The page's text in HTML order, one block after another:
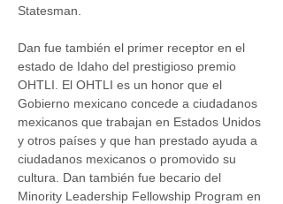
Statesman.
Dan fue también el primer receptor en el
estado de Idaho del prestigioso premio
OHTLI. El OHTLI es un honor que el
Gobierno mexicano concede a ciudadanos
mexicanos que trabajan en Estados Unidos
y otros países y que han prestado ayuda a
ciudadanos mexicanos o promovido su
cultura. Dan también fue becario del
Minority Leadership Fellowship Program en